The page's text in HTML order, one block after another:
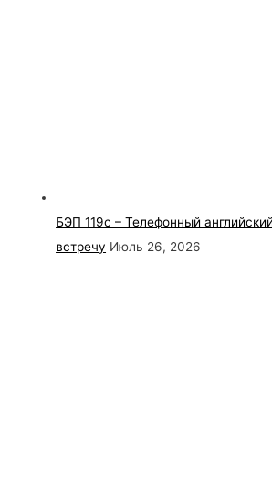
БЭП 119с – Телефонный
встречу Июль 26, 2026